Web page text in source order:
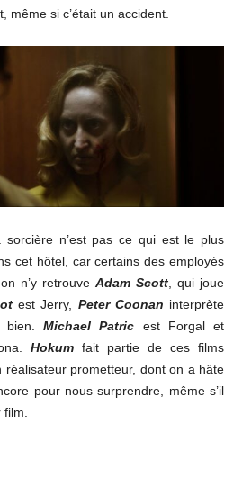
même si c’était un accident.
n’est pas ce qui est le plus
cet hôtel, car certains des employés
n’y retrouve Adam Scott , qui joue
est Jerry, Peter Coonan interprète
Michael Patric est Forgal et
Hokum fait partie de ces films
réalisateur prometteur, dont on a hâte
pour nous surprendre, même s’il